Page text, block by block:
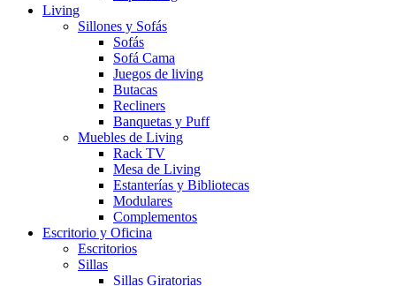
Living
Sillones y Sofás
Sofás
Sofá Cama
Juegos de living
Butacas
Recliners
Banquetas y Puff
Muebles de Living
Rack TV
Mesa de Living
Estanterías y Bibliotecas
Modulares
Complementos
Escritorio y Oficina
Escritorios
Sillas
Sillas Giratorias